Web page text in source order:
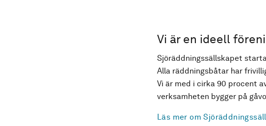
Vi är en ideell
Sjöräddningssällskapet
Alla räddningsbåtar har
Vi är med i cirka 90 procent
verksamheten bygger på
Läs mer om